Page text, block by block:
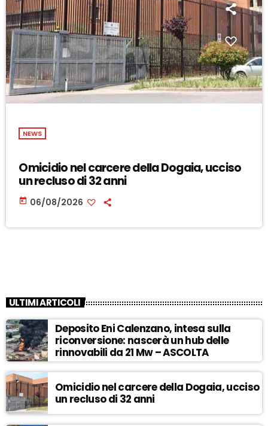
NEWS
Omicidio nel carcere della Dogaia, ucciso
un recluso di 32 anni
today 06/08/2026
ULTIMI ARTICOLI
Deposito Eni Calenzano, intesa sulla
riconversione: nascerà un hub delle
rinnovabili da 21 Mw – ASCOLTA
Omicidio nel carcere della Dogaia, ucciso
un recluso di 32 anni